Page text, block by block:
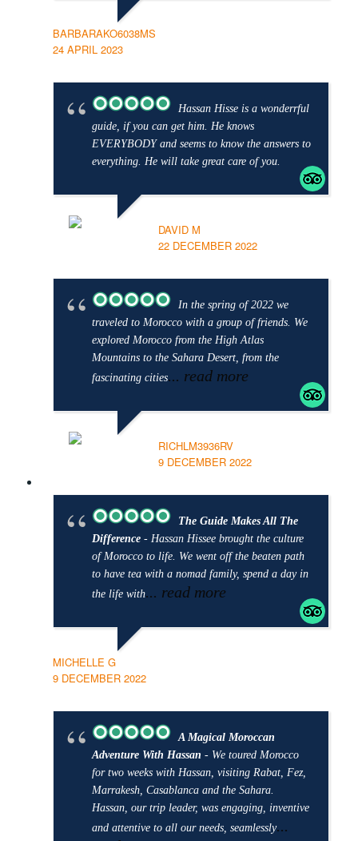
BARBARAKO6038MS
24 APRIL 2023
Hassan Hisse is a wonderrful
guide, if you can get him. He knows
EVERYBODY and seems to know the answers to
everything. He will take great care of you.
DAVID M
22 DECEMBER 2022
In the spring of 2022 we
traveled to Morocco with a group of friends. We
explored Morocco from the High Atlas
Mountains to the Sahara Desert, from the
fascinating cities... read more
RICHLM3936RV
9 DECEMBER 2022
The Guide Makes All The
Difference - Hassan Hissee brought the culture
of Morocco to life. We went off the beaten path
to have tea with a nomad family, spend a day in
the life with... read more
MICHELLE G
9 DECEMBER 2022
A Magical Moroccan
Adventure With Hassan - We toured Morocco
for two weeks with Hassan, visiting Rabat, Fez,
Marrakesh, Casablanca and the Sahara.
Hassan, our trip leader, was engaging, inventive
and attentive to all our needs, seamlessly...